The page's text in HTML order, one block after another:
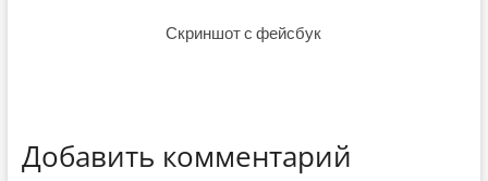
Скриншот с фейсбук
Добавить комментарий